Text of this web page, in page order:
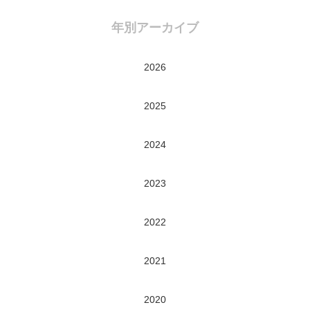
年別アーカイブ
2026
2025
2024
2023
2022
2021
2020